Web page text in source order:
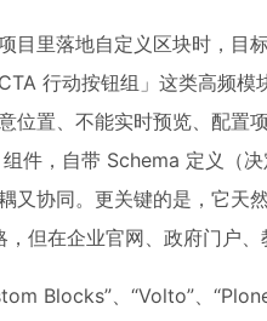
目里落地自定义区块时，目
行动按钮组」这类高频
位置、不能实时预览、配置
件，自带 Schema 定义（
又协同。更关键的是，它
但在企业官网、政府门户
Blocks”、“Volto”、